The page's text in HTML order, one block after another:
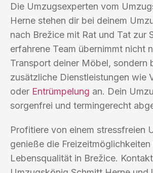
Die Umzugsexperten vom
Herne stehen dir bei deinem
nach Brežice mit Rat und Tat zur
erfahrene Team übernimmt nicht
Transport deiner Möbel, sondern
zusätzliche Dienstleistungen wie
oder Entrümpelung an. Dein
sorgenfrei und termingerecht
Profitiere von einem stressfreien
genieße die
Lebensqualität in Brežice.